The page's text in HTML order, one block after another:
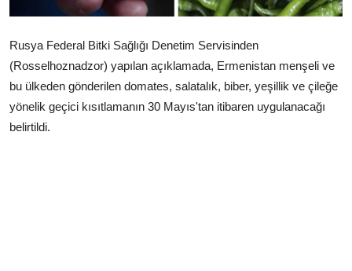
Rusya Federal Bitki Sağlığı Denetim Servisinden
(Rosselhoznadzor) yapılan açıklamada, Ermenistan menşeli ve
bu ülkeden gönderilen domates, salatalık, biber, yeşillik ve çileğe
yönelik geçici kısıtlamanın 30 Mayıs'tan itibaren uygulanacağı
belirtildi.